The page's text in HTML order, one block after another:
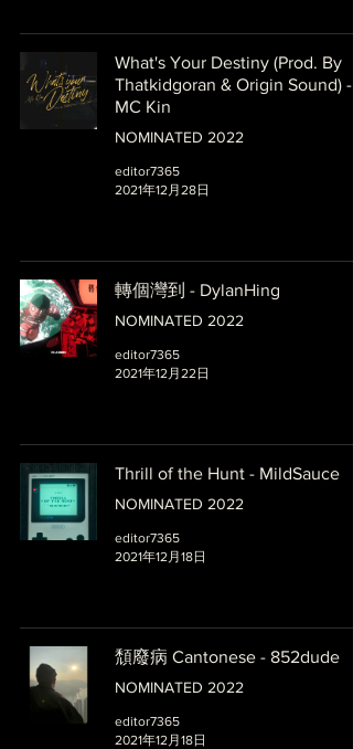
What's Your Destiny (Prod. By
Thatkidgoran & Origin Sound) -
MC Kin
NOMINATED 2022
editor7365
2021年12月28日
轉個灣到 - DylanHing
NOMINATED 2022
editor7365
2021年12月22日
Thrill of the Hunt - MildSauce
NOMINATED 2022
editor7365
2021年12月18日
頹廢病 Cantonese - 852dude
NOMINATED 2022
editor7365
2021年12月18日